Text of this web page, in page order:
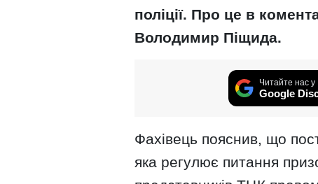
поліції. Про це в
Володимир Піщида.
Читайте нас у
Google
Фахівець пояснив, що
яка регулює питання